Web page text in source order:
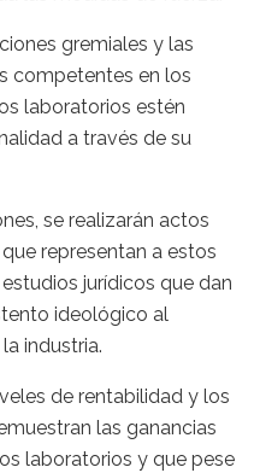
gremiales y las
competentes en los
laboratorios estén
a través de su
se realizarán actos
representan a estos
jurídicos que dan
ideológico al
industria.
de rentabilidad y los
las ganancias
laboratorios y que pese